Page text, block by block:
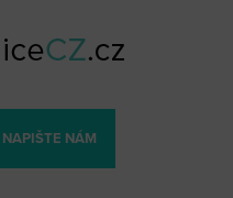
NAPIŠTE NÁM